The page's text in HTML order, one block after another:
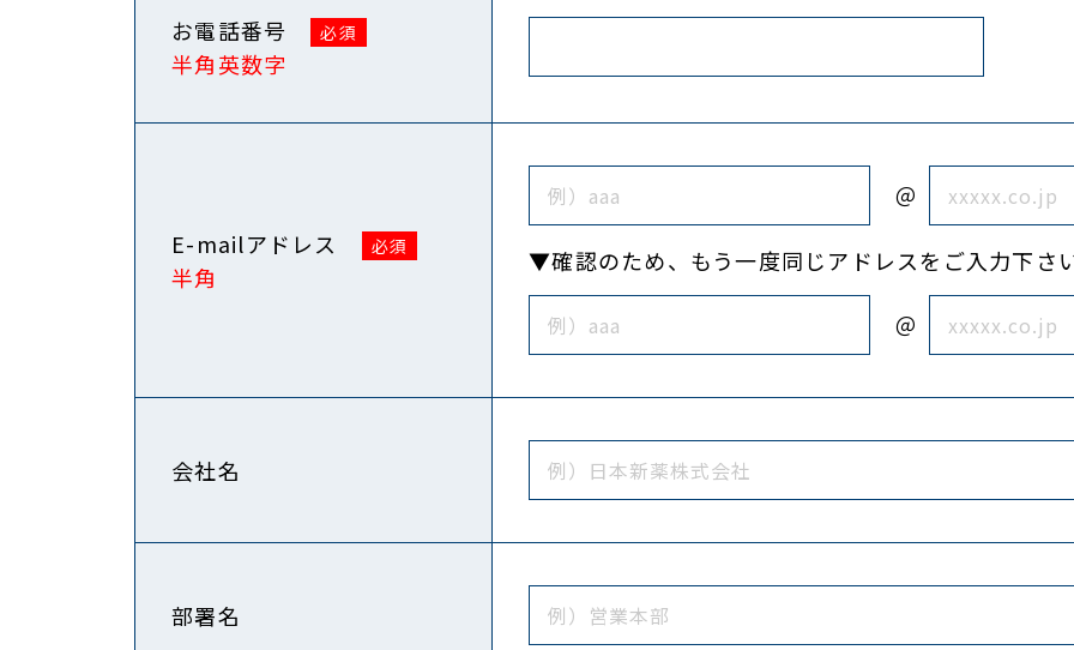
お電話番号
半角英数字
E-mailアドレス
半角
＠
▼確認のため、もう一度同じアドレスをご入力下さ
＠
会社名
部署名